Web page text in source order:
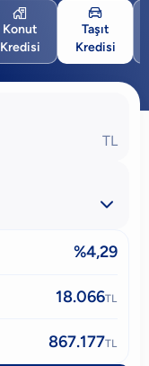

Konut
Kredisi

Taşıt
Kredisi
TL

%4,29
18.066TL
867.177TL